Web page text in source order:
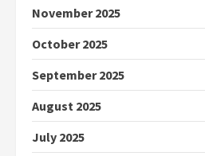
November 2025
October 2025
September 2025
August 2025
July 2025